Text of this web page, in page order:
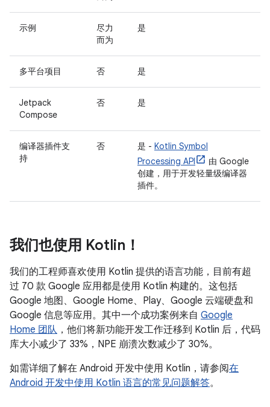
示例
尽力
而为
是
多平台项目 否 是
Jetpack
Compose
否 是
编译器插件支
持
否 是 - Kotlin Symbol
Processing API
由 Google
创建，用于开发轻量级编译器
插件。
我们也使用 Kotlin！
我们的工程师喜欢使用 Kotlin 提供的语言功能，目前有超
过 70 款 Google 应用都是使用 Kotlin 构建的。这包括
Google 地图、Google Home、Play、Google 云端硬盘和
Google 信息等应用。其中一个成功案例来自 Google
Home 团队 ，他们将新功能开发工作迁移到 Kotlin 后，代码
库大小减少了 33%，NPE 崩溃次数减少了 30%。
如需详细了解在 Android 开发中使用 Kotlin，请参阅在
Android 开发中使用 Kotlin 语言的常见问题解答。